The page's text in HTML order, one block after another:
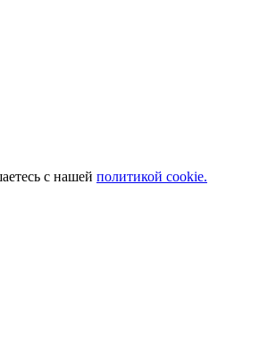
с нашей политикой cookie.